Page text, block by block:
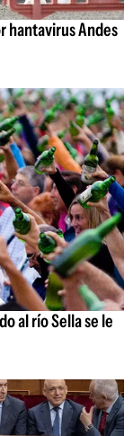
hantavirus Andes
al río Sella se le